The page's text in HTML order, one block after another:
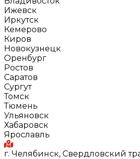
Ижевск
Иркутск
Кемерово
Киров
Новокузнецк
Оренбург
Ростов
Саратов
Сургут
Томск
Тюмень
Ульяновск
Хабаровск
Ярославль
г. Челябинск, Свердловский